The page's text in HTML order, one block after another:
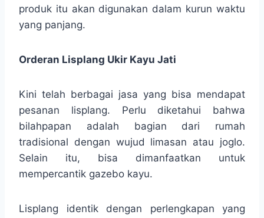
produk itu akan digunakan dalam kurun waktu
yang panjang.
Orderan Lisplang Ukir Kayu Jati
Kini telah berbagai jasa yang bisa mendapat
pesanan lisplang. Perlu diketahui bahwa
bilahpapan adalah bagian dari rumah
tradisional dengan wujud limasan atau joglo.
Selain itu, bisa dimanfaatkan untuk
mempercantik gazebo kayu.
Lisplang identik dengan perlengkapan yang